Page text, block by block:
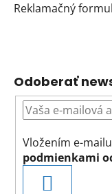
Reklamačný
Odoberať
Vložením e-
podmienkami